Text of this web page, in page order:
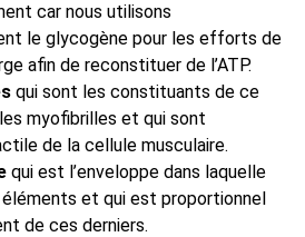
car nous utilisons
le glycogène pour les efforts de
afin de reconstituer de l’ATP.
qui sont les constituants de ce
myofibrilles et qui sont
de la cellule musculaire.
qui est l’enveloppe dans laquelle
et qui est proportionnel
de ces derniers.